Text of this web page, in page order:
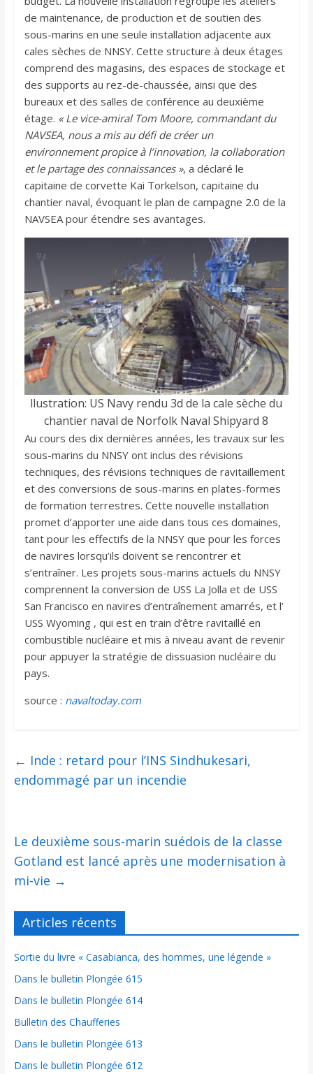
de maintenance, de production et de soutien des
sous-marins en une seule installation adjacente aux
cales sèches de NNSY. Cette structure à deux étages
comprend des magasins, des espaces de stockage et
des supports au rez-de-chaussée, ainsi que des
bureaux et des salles de conférence au deuxième
étage. « Le vice-amiral Tom Moore, commandant du
NAVSEA, nous a mis au défi de créer un
environnement propice à l’innovation, la collaboration
et le partage des connaissances », a déclaré le
capitaine de corvette Kai Torkelson, capitaine du
chantier naval, évoquant le plan de campagne 2.0 de la
NAVSEA pour étendre ses avantages.
llustration: US Navy rendu 3d de la cale sèche du
chantier naval de Norfolk Naval Shipyard 8
Au cours des dix dernières années, les travaux sur les
sous-marins du NNSY ont inclus des révisions
techniques, des révisions techniques de ravitaillement
et des conversions de sous-marins en plates-formes
de formation terrestres. Cette nouvelle installation
promet d’apporter une aide dans tous ces domaines,
tant pour les effectifs de la NNSY que pour les forces
de navires lorsqu’ils doivent se rencontrer et
s’entraîner. Les projets sous-marins actuels du NNSY
comprennent la conversion de USS La Jolla et de USS
San Francisco en navires d’entraînement amarrés, et l’
USS Wyoming , qui est en train d’être ravitaillé en
combustible nucléaire et mis à niveau avant de revenir
pour appuyer la stratégie de dissuasion nucléaire du
pays.
source : navaltoday.com
← Inde : retard pour l’INS Sindhukesari,
endommagé par un incendie
Le deuxième sous-marin suédois de la classe
Gotland est lancé après une modernisation à
mi-vie →
Articles récents
Sortie du livre « Casabianca, des hommes, une légende »
Dans le bulletin Plongée 615
Dans le bulletin Plongée 614
Bulletin des Chaufferies
Dans le bulletin Plongée 613
Dans le bulletin Plongée 612